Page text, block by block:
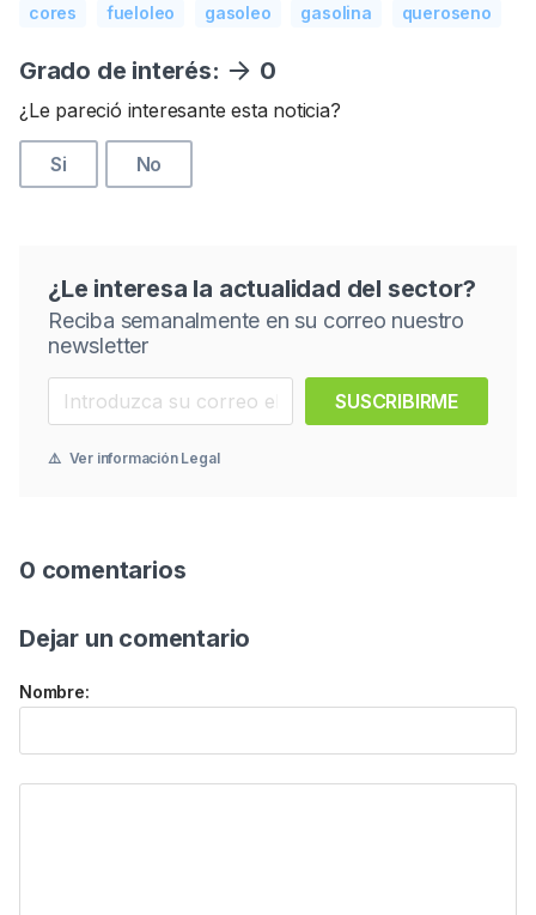
cores fueloleo gasoleo gasolina queroseno
Grado de interés: 0
¿Le pareció interesante esta noticia?
Si No
¿Le interesa la actualidad del sector?
Reciba semanalmente en su correo nuestro
newsletter
SUSCRIBIRME
⚠️ Ver información Legal
0 comentarios
Dejar un comentario
Nombre: